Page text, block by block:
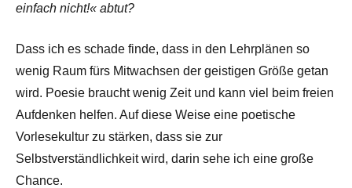
einfach nicht!« abtut?
Dass ich es schade finde, dass in den Lehrplänen so
wenig Raum fürs Mitwachsen der geistigen Größe getan
wird. Poesie braucht wenig Zeit und kann viel beim freien
Aufdenken helfen. Auf diese Weise eine poetische
Vorlesekultur zu stärken, dass sie zur
Selbstverständlichkeit wird, darin sehe ich eine große
Chance.